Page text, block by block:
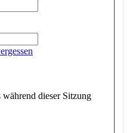
dieser Sitzung